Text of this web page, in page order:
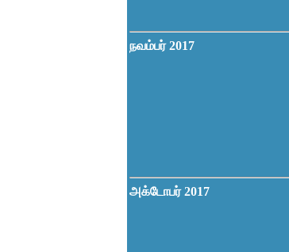
நவம்பர் 2017
அக்டோபர் 2017